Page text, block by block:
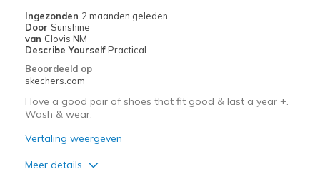
Beste toepassingen
Casual Wear
Going Out
Special Occasions
Travel
Width
Feels true to width
Sizing
Ingezonden 2 maanden geleden
Door Sunshine
van Clovis NM
Describe Yourself Practical
Beoordeeld op
skechers.com
I love a good pair of shoes that fit good & last a year +.
Wash & wear.
Vertaling weergeven
Meer details